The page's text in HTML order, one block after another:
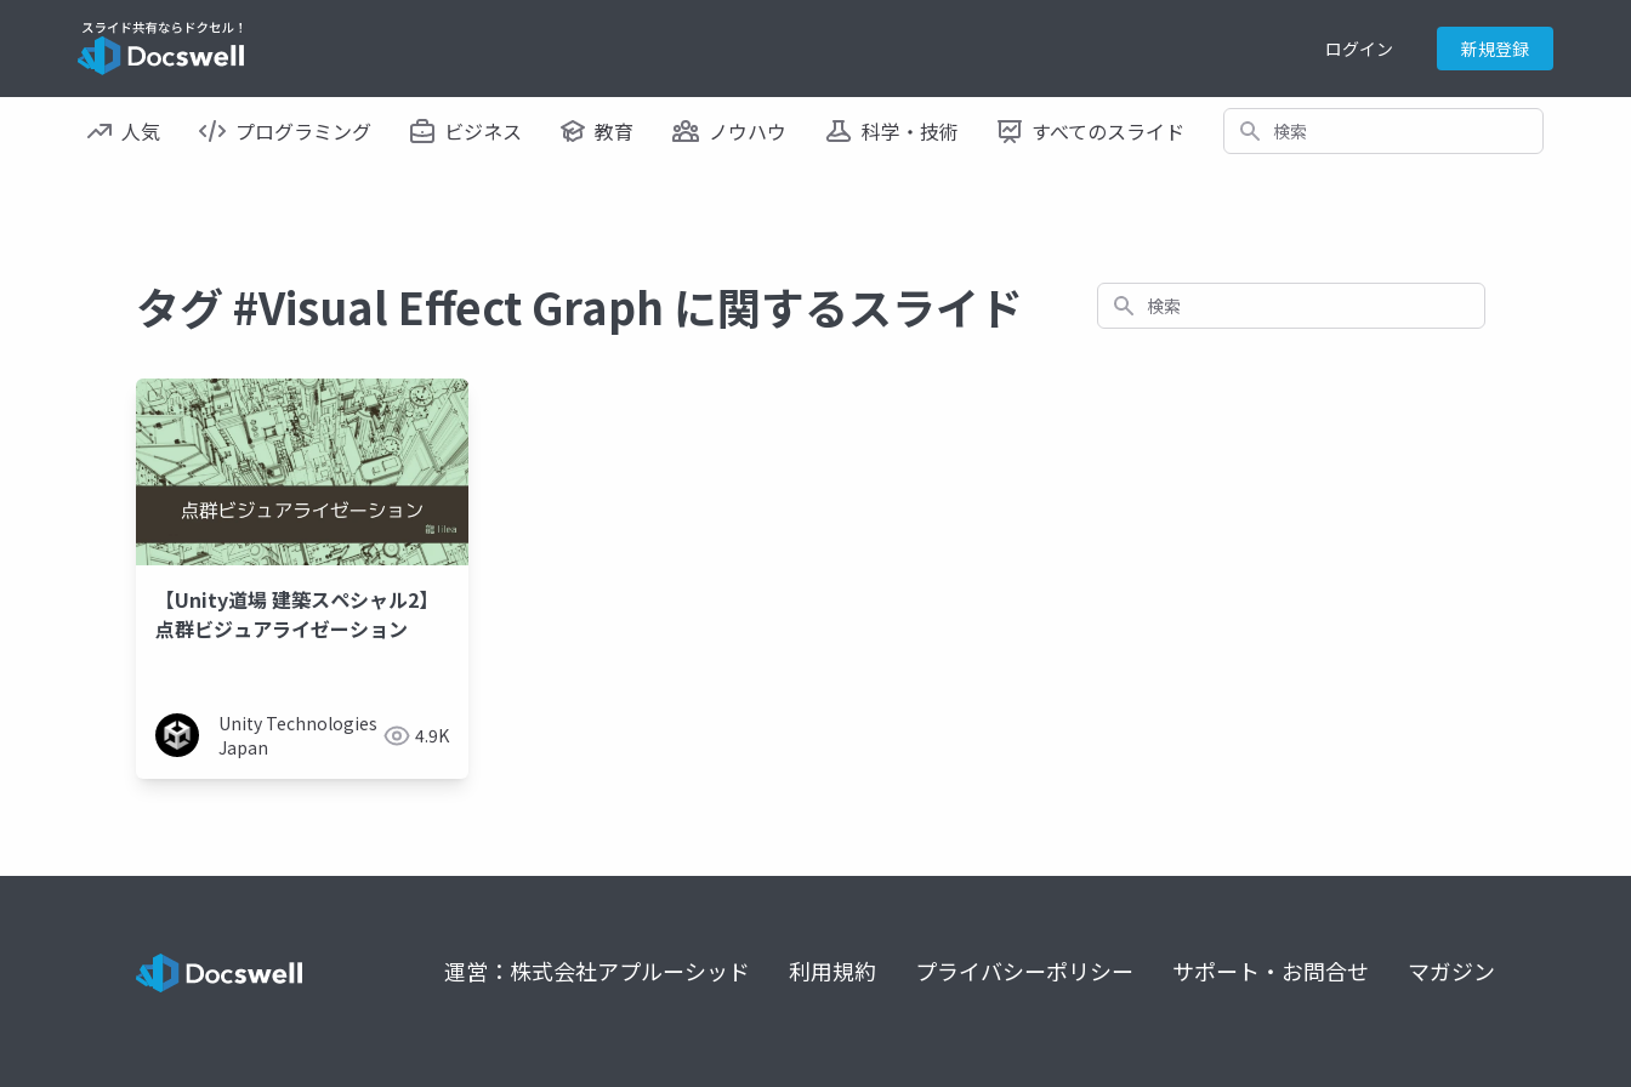
ログイン 新規登録
人気 プログラミング ビジネス 教育 ノウハウ 科学・技術 すべてのスライド 検索
タグ #Visual Effect Graph に関するスライド 検索
【Unity道場 建築スペシャル2】
点群ビジュアライゼーション
Unity Technologies
Japan
4.9K
運営：株式会社アプルーシッド 利用規約 プライバシーポリシー サポート・お問合せ マガジン